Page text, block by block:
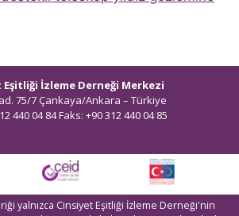
Eşitliği İzleme Derneği Merkezi
75/7 Çankaya/Ankara – Türkiye
440 04 84 Faks: +90 312 440 04 85
yalnızca Cinsiyet Eşitliği İzleme Derneği'nin